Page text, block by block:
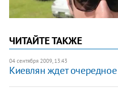
ЧИТАЙТЕ ТАКЖЕ
04 сентября 2009, 13:43
Киевлян ждет